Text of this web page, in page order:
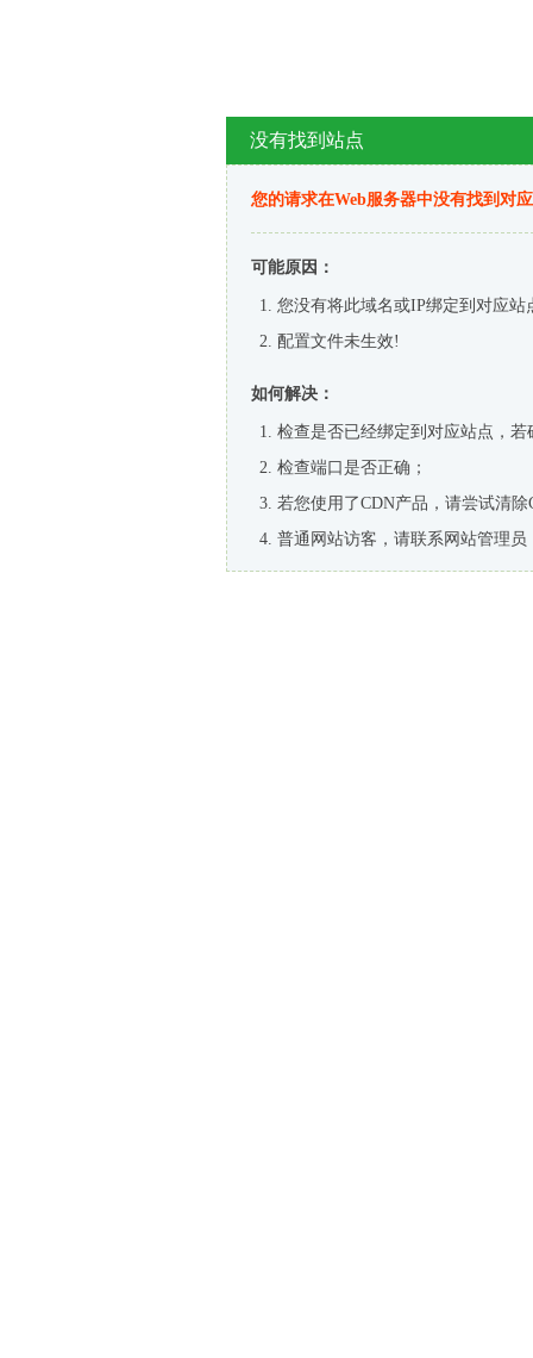
没有找到站点
您的请求在Web服务器中没有找到对
可能原因：
您没有将此域名或IP绑定到对应站
配置文件未生效!
如何解决：
检查是否已经绑定到对应站点，
检查端口是否正确；
若您使用了CDN产品，请尝试清除
普通网站访客，请联系网站管理员